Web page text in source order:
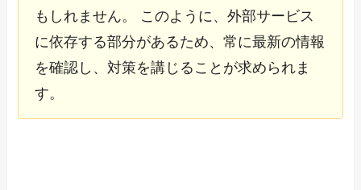
もしれません。 このように、外部サービス
に依存する部分があるため、常に最新の情報
を確認し、対策を講じることが求められま
す。